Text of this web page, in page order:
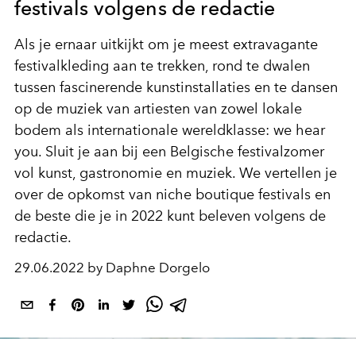
festivals volgens de redactie
Als je ernaar uitkijkt om je meest extravagante
festivalkleding aan te trekken, rond te dwalen
tussen fascinerende kunstinstallaties en te dansen
op de muziek van artiesten van zowel lokale
bodem als internationale wereldklasse: we hear
you. Sluit je aan bij een Belgische festivalzomer
vol kunst, gastronomie en muziek. We vertellen je
over de opkomst van niche boutique festivals en
de beste die je in 2022 kunt beleven volgens de
redactie.
29.06.2022 by Daphne Dorgelo